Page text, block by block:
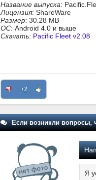
Название выпуска:
Лицензия: ShareWare
Размер: 30.28 MB
ОС: Android 4.0 и выше
Скачать: Pacific Fleet v2.08
+2
Если возникли вопросы,
Я